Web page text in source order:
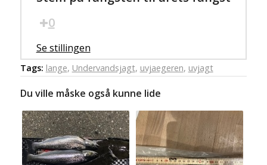
0
Se stillingen
Tags: lange, Undervandsjagt, uvjaegeren, uvjagt
Du ville måske også kunne lide